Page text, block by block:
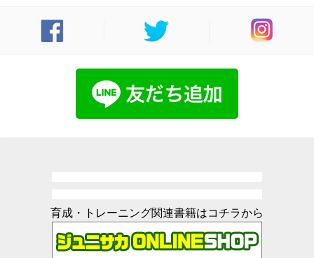
育成・トレーニング関連書籍はコチラから